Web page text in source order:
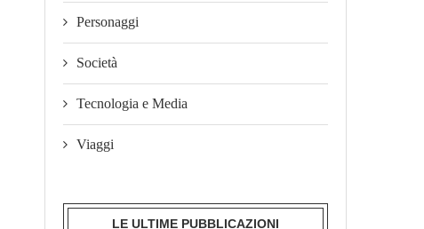
Personaggi
Società
Tecnologia e Media
Viaggi
LE ULTIME PUBBLICAZIONI